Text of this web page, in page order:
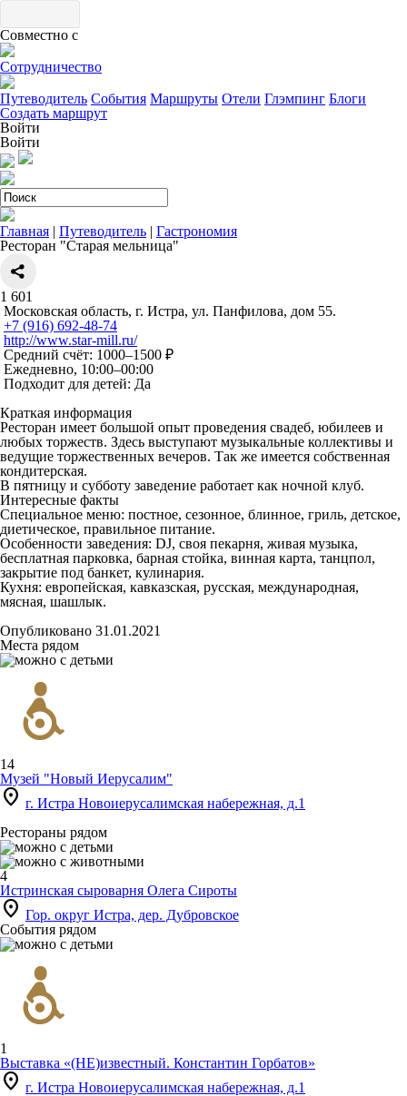
Совместно с
Сотрудничество
Путеводитель События Маршруты Отели Глэмпинг Блоги
Создать маршрут
Войти
Войти
Главная | Путеводитель | Гастрономия
Ресторан "Старая мельница"
1 601
Московская область, г. Истра, ул. Панфилова, дом 55.
+7 (916) 692-48-74
http://www.star-mill.ru/
Средний счёт: 1000–1500 ₽
Ежедневно, 10:00–00:00
Подходит для детей: Да
Краткая информация
Ресторан имеет большой опыт проведения свадеб, юбилеев и
любых торжеств. Здесь выступают музыкальные коллективы и
ведущие торжественных вечеров. Так же имеется собственная
кондитерская.
В пятницу и субботу заведение работает как ночной клуб.
Интересные факты
Специальное меню: постное, сезонное, блинное, гриль, детское,
диетическое, правильное питание.
Особенности заведения: DJ, своя пекарня, живая музыка,
бесплатная парковка, барная стойка, винная карта, танцпол,
закрытие под банкет, кулинария.
Кухня: европейская, кавказская, русская, международная,
мясная, шашлык.
Опубликовано 31.01.2021
Места рядом
14
Музей "Новый Иерусалим"
location_on г. Истра Новоиерусалимская набережная, д.1
Рестораны рядом
4
Истринская сыроварня Олега Сироты
location_on Гор. округ Истра, дер. Дубровское
События рядом
1
Выставка «(НЕ)известный. Константин Горбатов»
location_on г. Истра Новоиерусалимская набережная, д.1